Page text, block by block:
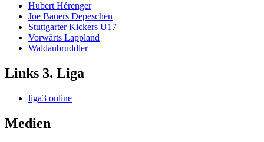
Hubert Hérenger
Joe Bauers Depeschen
Stuttgarter Kickers U17
Vorwärts Lappland
Waldaubruddler
Links 3. Liga
liga3 online
Medien